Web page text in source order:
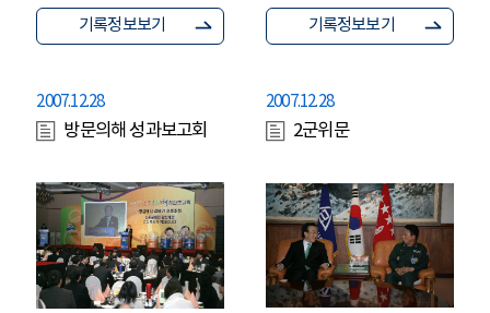
기록정보보기 기록정보보기
2007.12.28
방문의해 성과보고회
2007.12.28
2군위문